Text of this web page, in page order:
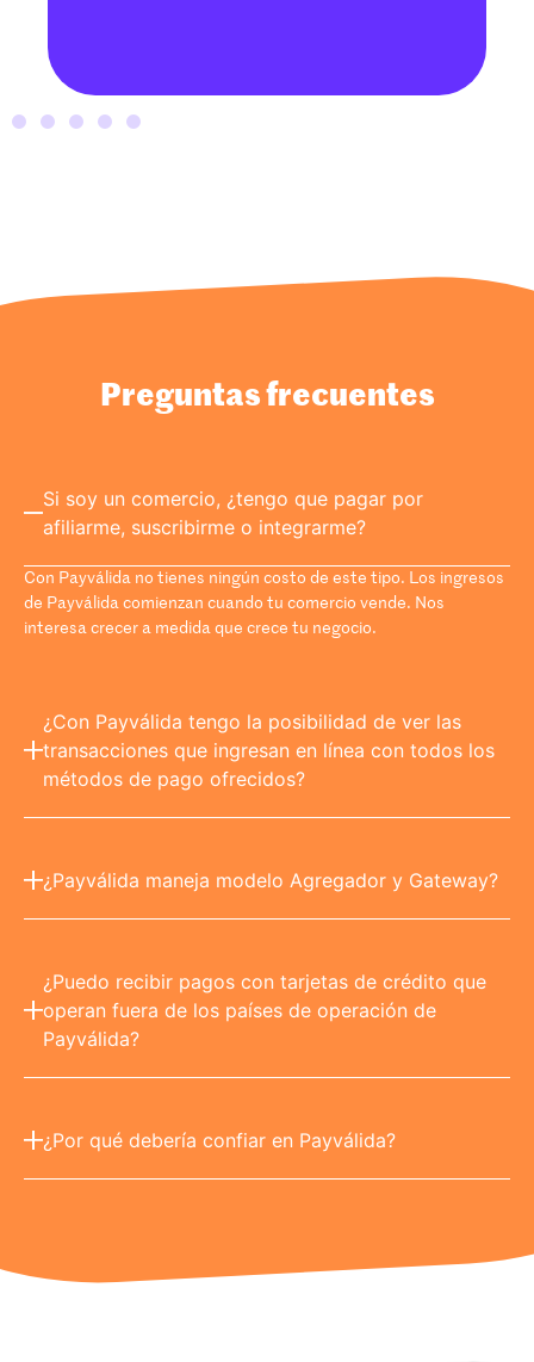
Preguntas frecuentes
Si soy un comercio, ¿tengo que pagar por
afiliarme, suscribirme o integrarme?
Con Payválida no tienes ningún costo de este tipo. Los ingresos
de Payválida comienzan cuando tu comercio vende. Nos
interesa crecer a medida que crece tu negocio.
¿Con Payválida tengo la posibilidad de ver las
transacciones que ingresan en línea con todos los
métodos de pago ofrecidos?
¿Payválida maneja modelo Agregador y Gateway?
¿Puedo recibir pagos con tarjetas de crédito que
operan fuera de los países de operación de
Payválida?
¿Por qué debería confiar en Payválida?